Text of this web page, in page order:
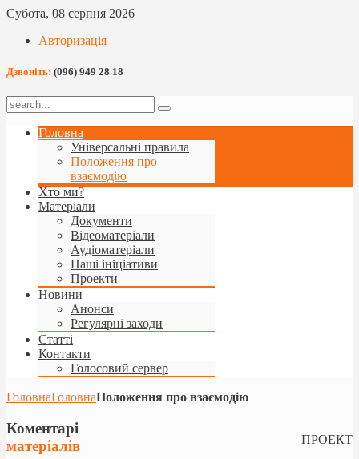
Субота, 08 серпня 2026
Авторизація
Дзвоніть: (096) 949 28 18
Головна
Універсальні правила
Положення про
взаємодію
Хто ми?
Матеріали
Документи
Відеоматеріали
Аудіоматеріали
Наші ініціативи
Проекти
Новини
Анонси
Регулярні заходи
Статті
Контакти
Голосовий сервер
ГоловнаГоловнаПоложення про взаємодію
ПРОЕКТ
Коментарі
матеріалів